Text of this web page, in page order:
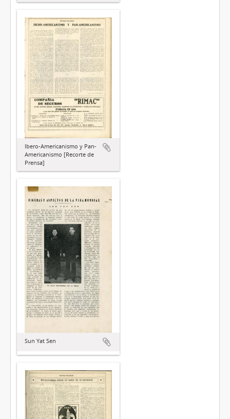
Ibero-Americanismo y Pan-
Americanismo [Recorte de
Prensa]
Sun Yat Sen